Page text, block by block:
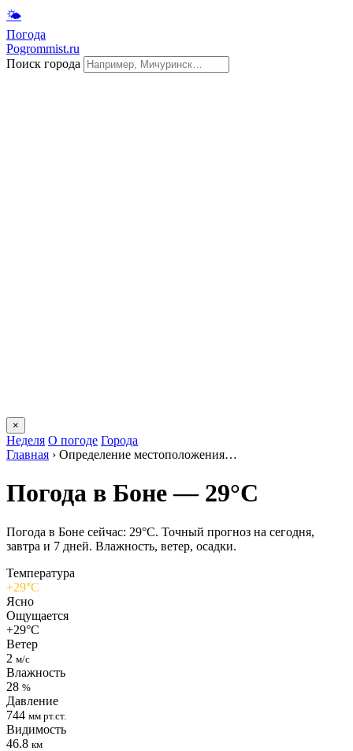
🌤
Погода
Pogrommist.ru
Поиск города
×
Неделя О погоде Города
Главная › Определение местоположения…
Погода в Боне — 29°C
Погода в Боне сейчас: 29°C. Точный прогноз на сегодня,
завтра и 7 дней. Влажность, ветер, осадки.
Температура
+29°C
Ясно
Ощущается
+29°C
Ветер
2 м/с
Влажность
28 %
Давление
744 мм рт.ст.
Видимость
46.8 км